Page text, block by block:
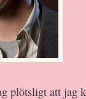
plötsligt att jag